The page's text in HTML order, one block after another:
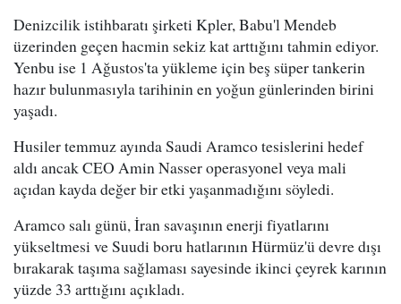
Denizcilik istihbaratı şirketi Kpler, Babu'l Mendeb
üzerinden geçen hacmin sekiz kat arttığını tahmin ediyor.
Yenbu ise 1 Ağustos'ta yükleme için beş süper tankerin
hazır bulunmasıyla tarihinin en yoğun günlerinden birini
yaşadı.
Husiler temmuz ayında Saudi Aramco tesislerini hedef
aldı ancak CEO Amin Nasser operasyonel veya mali
açıdan kayda değer bir etki yaşanmadığını söyledi.
Aramco salı günü, İran savaşının enerji fiyatlarını
yükseltmesi ve Suudi boru hatlarının Hürmüz'ü devre dışı
bırakarak taşıma sağlaması sayesinde ikinci çeyrek karının
yüzde 33 arttığını açıkladı.